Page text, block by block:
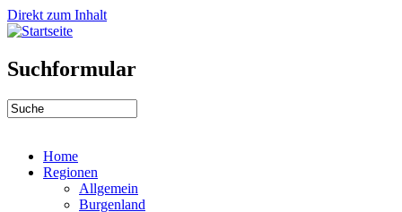
Direkt zum Inhalt
Suchformular
Home
Regionen
Allgemein
Burgenland